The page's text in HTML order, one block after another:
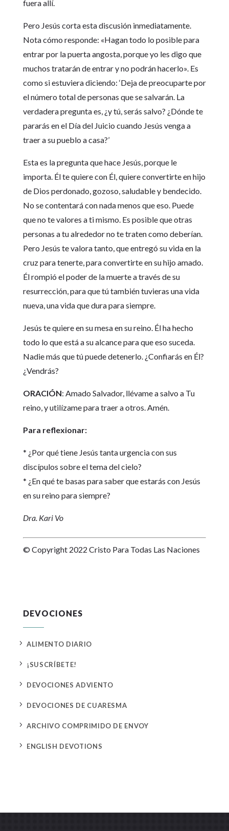
fuera allí.
Pero Jesús corta esta discusión inmediatamente.
Nota cómo responde: «Hagan todo lo posible para
entrar por la puerta angosta, porque yo les digo que
muchos tratarán de entrar y no podrán hacerlo». Es
como si estuviera diciendo: ‘Deja de preocuparte por
el número total de personas que se salvarán. La
verdadera pregunta es, ¿y tú, serás salvo? ¿Dónde te
pararás en el Día del Juicio cuando Jesús venga a
traer a su pueblo a casa?’
Esta es la pregunta que hace Jesús, porque le
importa. Él te quiere con Él, quiere convertirte en hijo
de Dios perdonado, gozoso, saludable y bendecido.
No se contentará con nada menos que eso. Puede
que no te valores a ti mismo. Es posible que otras
personas a tu alrededor no te traten como deberían.
Pero Jesús te valora tanto, que entregó su vida en la
cruz para tenerte, para convertirte en su hijo amado.
Él rompió el poder de la muerte a través de su
resurrección, para que tú también tuvieras una vida
nueva, una vida que dura para siempre.
Jesús te quiere en su mesa en su reino. Él ha hecho
todo lo que está a su alcance para que eso suceda.
Nadie más que tú puede detenerlo. ¿Confiarás en Él?
¿Vendrás?
ORACIÓN: Amado Salvador, llévame a salvo a Tu
reino, y utilízame para traer a otros. Amén.
Para reflexionar:
* ¿Por qué tiene Jesús tanta urgencia con sus
discípulos sobre el tema del cielo?
* ¿En qué te basas para saber que estarás con Jesús
en su reino para siempre?
Dra. Kari Vo
© Copyright 2022 Cristo Para Todas Las Naciones
DEVOCIONES
5 ALIMENTO DIARIO
5 ¡SUSCRÍBETE!
5 DEVOCIONES ADVIENTO
5 DEVOCIONES DE CUARESMA
5 ARCHIVO COMPRIMIDO DE ENVOY
5 ENGLISH DEVOTIONS